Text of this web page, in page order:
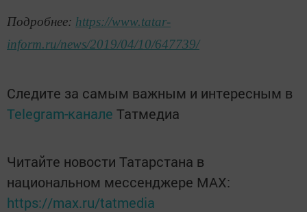
Подробнее: https://www.tatar-
inform.ru/news/2019/04/10/647739/
Следите за самым важным и интересным в
Telegram-канале Татмедиа
Читайте новости Татарстана в
национальном мессенджере MАХ:
https://max.ru/tatmedia